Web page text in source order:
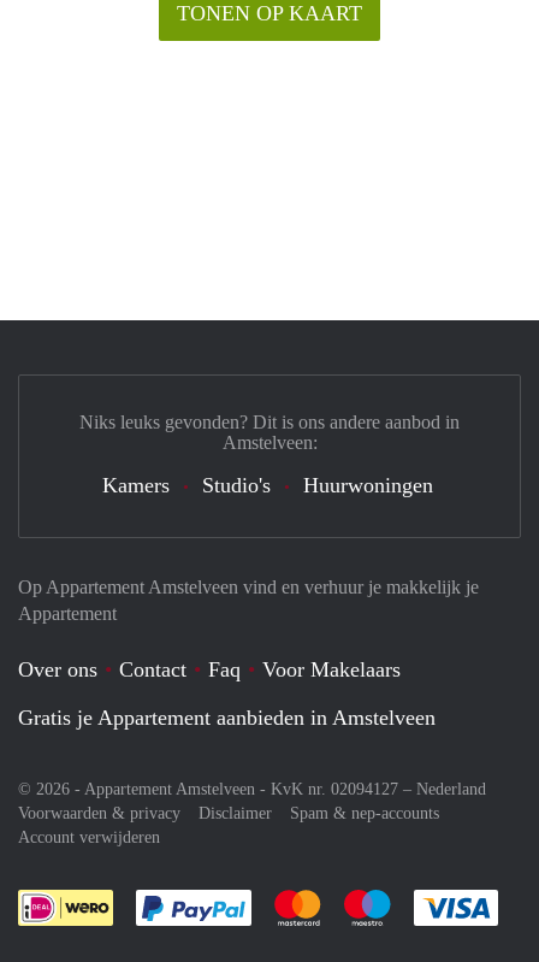
TONEN OP KAART
Op Appartement Amstelveen vind en verhuur je makkelijk je
Appartement
Over ons Contact Faq
Voor Makelaars
Gratis je Appartement aanbieden in Amstelveen
© 2026 - Appartement Amstelveen - KvK nr. 02094127 – Nederland
Voorwaarden & privacy
Disclaimer
Spam & nep-accounts
Account verwijderen
Je rekent gemakkelijk af met Paypal
Je rekent gemakkelijk af met
Je rekent
Niks leuks gevonden? Dit is ons andere aanbod in
Amstelveen:
Kamers Studio's Huurwoningen